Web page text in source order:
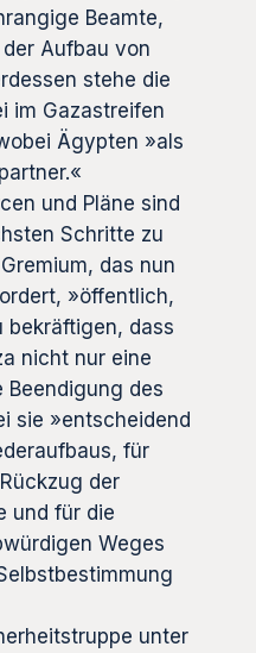
Beamte,
Aufbau von
stehe die
im Gazastreifen
Ägypten »als
und Pläne sind
Schritte zu
das nun
»öffentlich,
bekräftigen, dass
nicht nur eine
Beendigung des
sie »entscheidend
für
der
und für die
Weges
unter